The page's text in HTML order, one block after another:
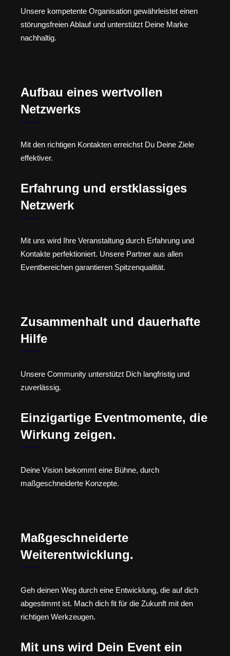
Unsere kompetente Organisation gewährleistet einen
störungsfreien Ablauf und unterstützt Deine Marke
nachhaltig.
Aufbau eines wertvollen
Netzwerks
Mit den richtigen Kontakten erreichst Du Deine Ziele
effektiver.
Erfahrung und erstklassiges
Netzwerk
Mit uns wird Ihre Veranstaltung durch Erfahrung und
Kontakte perfektioniert. Unsere Partner aus allen
Eventbereichen garantieren Spitzenqualität.
Zusammenhalt und dauerhafte
Hilfe
Unsere Community unterstützt Dich langfristig und
zuverlässig.
Einzigartige Eventmomente, die
Wirkung zeigen.
Deine Vision bekommt eine Bühne, durch
maßgeschneiderte Konzepte.
Maßgeschneiderte
Weiterentwicklung.
Geh deinen Weg durch eine Entwicklung, die auf dich
abgestimmt ist. Mach dich fit für die Zukunft mit den
richtigen Werkzeugen.
Mit uns wird Dein Event ein